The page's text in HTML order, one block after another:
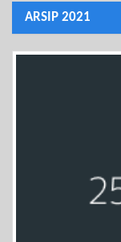
ARSIP 2021